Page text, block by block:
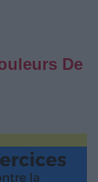
De